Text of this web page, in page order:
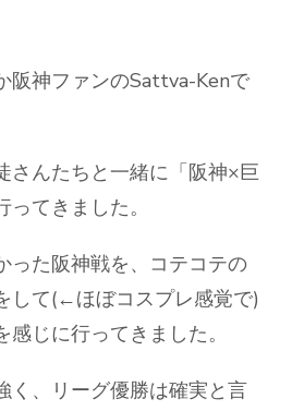
阪神ファンのSattva-Kenで
さんたちと一緒に「阪神×巨
てきました。
った阪神戦を、コテコテの
して(←ほぼコスプレ感覚で)
じに行ってきました。
く、リーグ優勝は確実と言